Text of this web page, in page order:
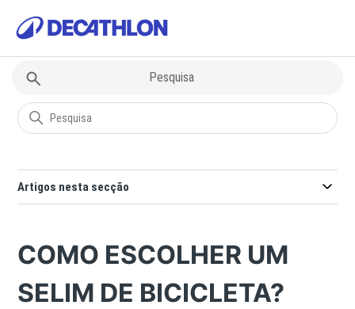
Decathlon Questões sobre Desportos
Artigos nesta secção
COMO ESCOLHER UM
SELIM DE BICICLETA?